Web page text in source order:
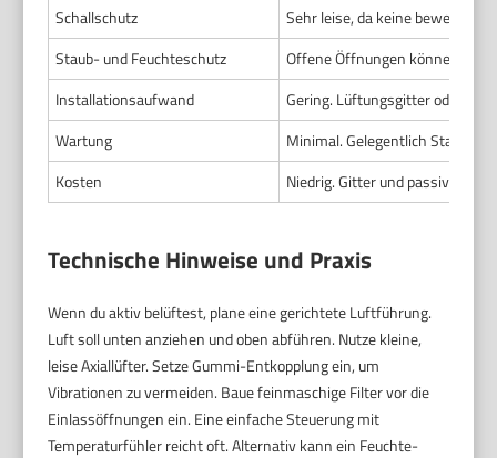
Schallschutz
Sehr leise, da keine bewegten
Staub- und Feuchteschutz
Offene Öffnungen können
Installationsaufwand
Gering. Lüftungsgitter oder
Wartung
Minimal. Gelegentlich Staub
Kosten
Niedrig. Gitter und passive
Technische Hinweise und Praxis
Wenn du aktiv belüftest, plane eine gerichtete Luftführung.
Luft soll unten anziehen und oben abführen. Nutze kleine,
leise Axiallüfter. Setze Gummi-Entkopplung ein, um
Vibrationen zu vermeiden. Baue feinmaschige Filter vor die
Einlassöffnungen ein. Eine einfache Steuerung mit
Temperaturfühler reicht oft. Alternativ kann ein Feuchte-